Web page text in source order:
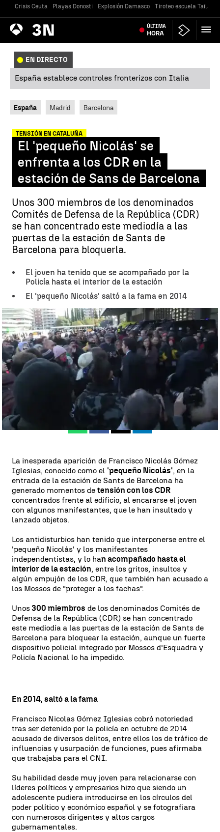
Crisis Ceuta Playas Donosti Explosión Damasco Tiroteo escuela
Antena
3 Noticias ÚLTIMA
HORA
EN DIRECTO
España establece controles fronterizos con Italia
España Madrid Barcelona
TENSIÓN EN CATALUÑA
El 'pequeño Nicolás' se
enfrenta a los CDR en la
estación de Sans de Barcelona
Unos 300 miembros de los denominados
Comités de Defensa de la República (CDR)
se han concentrado este mediodía a las
puertas de la estación de Sants de
Barcelona para bloquerla.
El joven ha tenido que se acompañado por la
Policía hasta el interior de la estación
El 'pequeño Nicolás' saltó a la fama en 2014
El 'pequeño Nicolás' se enfrenta a los CDR en la estación de Sans
de Barcelona |Antena 3 Noticias
Antena 3 Noticias Barcelona
16 de noviembre de 2019, 16:46
WhatsappFacebook
X Linkedin
La inesperada aparición de Francisco Nicolás Gómez
Iglesias, conocido como el 'pequeño Nicolás', en la
entrada de la estación de Sants de Barcelona ha
generado momentos de tensión con los CDR
concentrados frente al edificio, al encararse el joven
con algunos manifestantes, que le han insultado y
lanzado objetos.
Los antidisturbios han tenido que interponerse entre el
'pequeño Nicolás' y los manifestantes
independentistas, y lo han acompañado hasta el
interior de la estación, entre los gritos, insultos y
algún empujón de los CDR, que también han acusado a
los Mossos de "proteger a los fachas".
Unos 300 miembros de los denominados Comités de
Defensa de la República (CDR) se han concentrado
este mediodía a las puertas de la estación de Sants de
Barcelona para bloquear la estación, aunque un fuerte
dispositivo policial integrado por Mossos d'Esquadra y
Policía Nacional lo ha impedido.
En 2014, saltó a la fama
Francisco Nicolas Gómez Iglesias cobró notoriedad
tras ser detenido por la policía en octubre de 2014
acusado de diversos delitos, entre ellos los de tráfico de
influencias y usurpación de funciones, pues afirmaba
que trabajaba para el CNI.
Su habilidad desde muy joven para relacionarse con
líderes políticos y empresarios hizo que siendo un
adolescente pudiera introducirse en los círculos del
poder político y económico español y se fotografiara
con numerosos dirigentes y altos cargos
gubernamentales.